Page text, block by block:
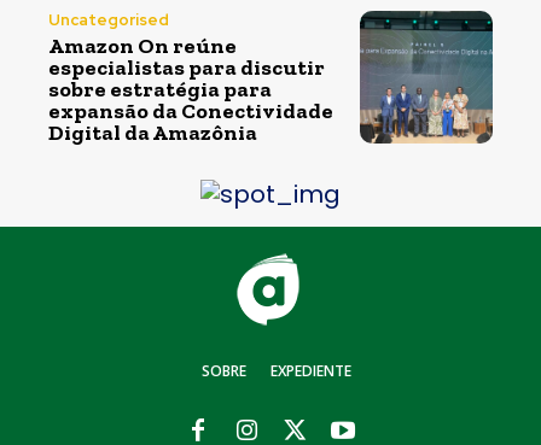
Uncategorised
Amazon On reúne
especialistas para discutir
sobre estratégia para
expansão da Conectividade
Digital da Amazônia
SOBRE EXPEDIENTE